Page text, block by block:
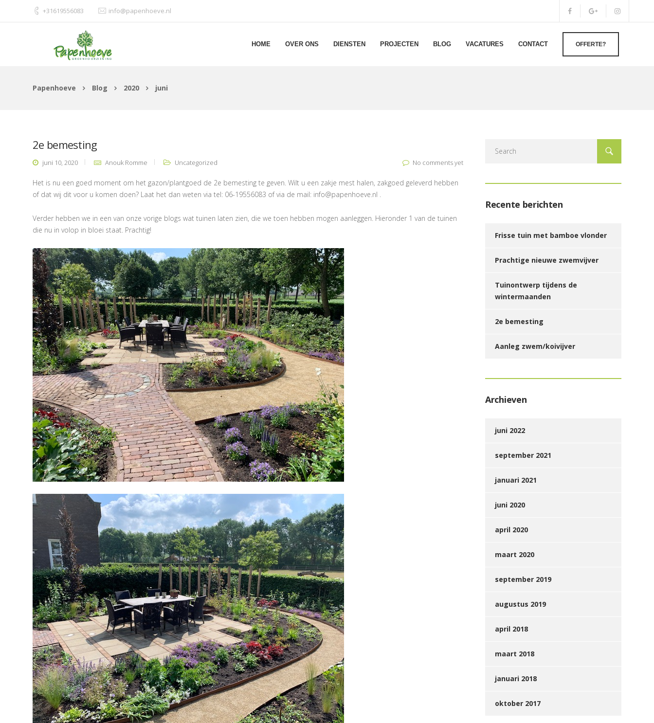
+31619556083 info@papenhoeve.nl
HOME OVER ONS DIENSTEN PROJECTEN BLOG VACATURES CONTACT OFFERTE?
Papenhoeve Blog 2020 juni
2e bemesting
juni 10, 2020 Anouk Romme Uncategorized No comments yet
Het is nu een goed moment om het gazon/plantgoed de 2e bemesting te geven. Wilt u een zakje mest halen, zakgoed geleverd hebben
of dat wij dit voor u komen doen? Laat het dan weten via tel: 06-19556083 of via de mail: info@papenhoeve.nl .
Verder hebben we in een van onze vorige blogs wat tuinen laten zien, die we toen hebben mogen aanleggen. Hieronder 1 van de tuinen
die nu in volop in bloei staat. Prachtig!
Recente berichten
Frisse tuin met bamboe vlonder
Prachtige nieuwe zwemvijver
Tuinontwerp tijdens de
wintermaanden
2e bemesting
Aanleg zwem/koivijver
Archieven
juni 2022
september 2021
januari 2021
juni 2020
april 2020
maart 2020
september 2019
augustus 2019
april 2018
maart 2018
januari 2018
oktober 2017